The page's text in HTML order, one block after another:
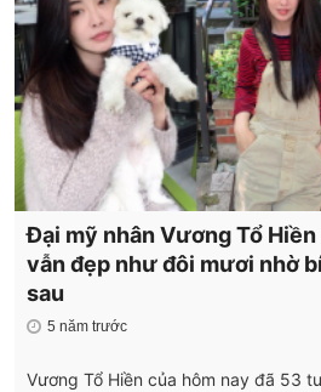
Đại mỹ nhân Vương Tổ
vẫn đẹp như đôi mươi nhờ
sau
5 năm trước
Vương Tổ Hiền của hôm nay đã 53